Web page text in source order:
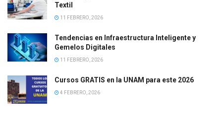
Textil
11 FEBRERO, 2026
Tendencias en Infraestructura Inteligente y
Gemelos Digitales
11 FEBRERO, 2026
Cursos GRATIS en la UNAM para este 2026
4 FEBRERO, 2026